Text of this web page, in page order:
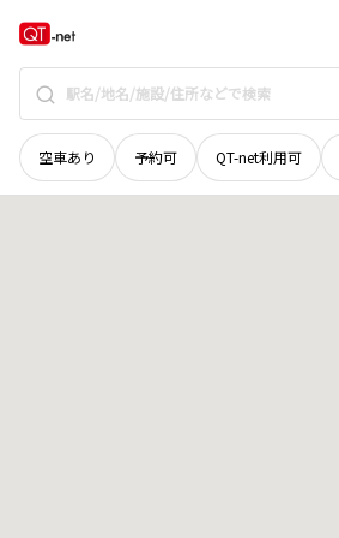
空車あり 予約可 QT-net利用可
群馬県